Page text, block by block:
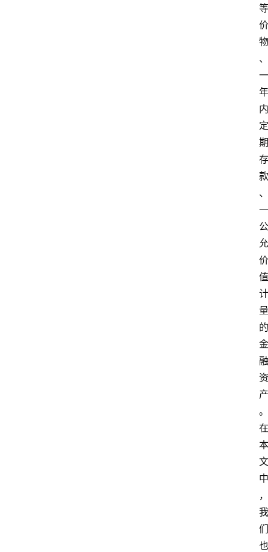
等
价
物
、
一
年
内
定
期
存
款
、
一
公
允
价
值
计
量
的
金
融
资
产
。
在
本
文
中
，
我
们
也